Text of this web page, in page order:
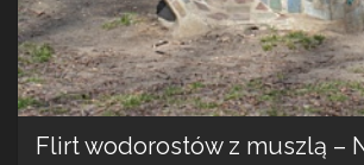
Flirt wodorostów z muszlą –